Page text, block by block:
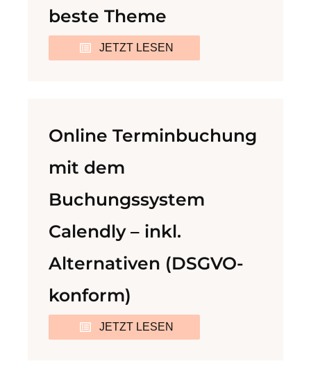
beste Theme
JETZT LESEN
Online Terminbuchung
mit dem
Buchungssystem
Calendly – inkl.
Alternativen (DSGVO-
konform)
JETZT LESEN